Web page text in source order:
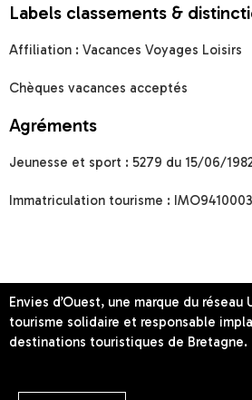
Labels classements &
Affiliation : Vacances Voyages Loisirs
Chèques vacances acceptés
Agréments
Jeunesse et sport : 5279 du 15/06/
Immatriculation tourisme :
Envies d’Ouest, une marque du réseau
tourisme solidaire et responsable
destinations touristiques de Bretagne.